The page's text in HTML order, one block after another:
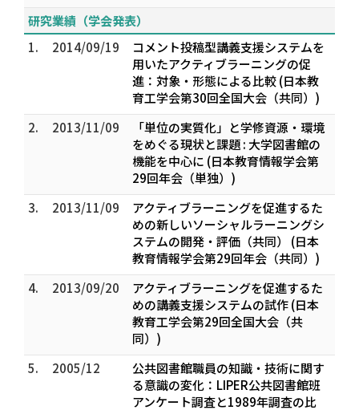
研究業績（学会発表）
1.
2014/09/19
コメント投稿型講義支援システムを
用いたアクティブラーニングの促
進：対象・形態による比較 (日本教
育工学会第30回全国大会（共同）)
2.
2013/11/09
「単位の実質化」と学修資源・環境
をめぐる現状と課題 : 大学図書館の
機能を中心に (日本教育情報学会第
29回年会（単独）)
3.
2013/11/09
アクティブラーニングを促進するた
めの新しいソーシャルラーニングシ
ステムの開発・評価（共同） (日本
教育情報学会第29回年会（共同）)
4.
2013/09/20
アクティブラーニングを促進するた
めの講義支援システムの試作 (日本
教育工学会第29回全国大会（共
同）)
5.
2005/12
公共図書館職員の知識・技術に関す
る意識の変化：LIPER公共図書館班
アンケート調査と1989年調査の比